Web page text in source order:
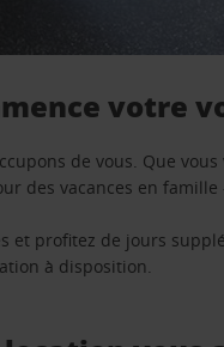
votre
de vous. Que
des vacances en
et profitez de jours
à disposition.